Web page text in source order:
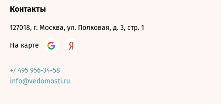
Контакты
127018, г. Москва, ул. Полковая, д. 3, стр. 1
На карте
+7 495 956-34-58
info@vedomosti.ru